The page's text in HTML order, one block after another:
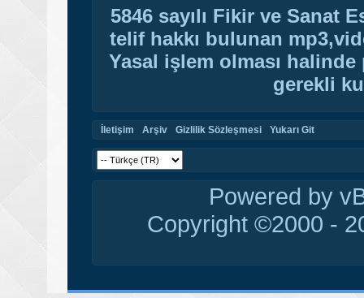
5846 sayılı Fikir ve Sanat
telif hakkı bulunan
Yasal işlem olması
gerekli
İletişim Arşiv Gizlilik Sözleşmesi Yukarı Git
Powered by
Copyright ©2000 -